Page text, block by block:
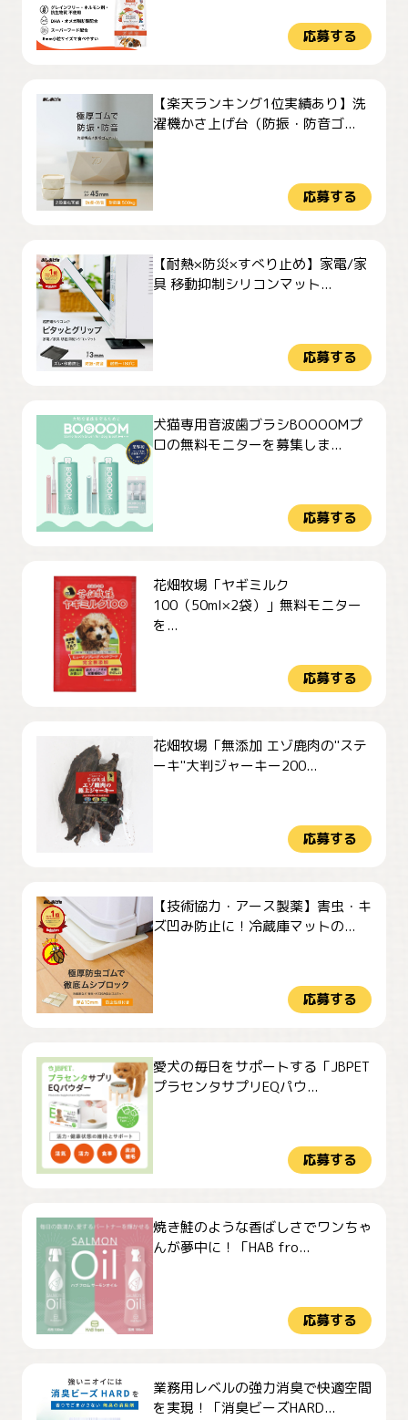
応募する
【楽天ランキング1位実績あり】洗
濯機かさ上げ台（防振・防音ゴ...
応募する
【耐熱×防災×すべり止め】家電/家
具 移動抑制シリコンマット...
応募する
犬猫専用音波歯ブラシBOOOOMプ
ロの無料モニターを募集しま...
応募する
花畑牧場「ヤギミルク
100（50ml×2袋）」無料モニター
を...
応募する
花畑牧場「無添加 エゾ鹿肉の"ステ
ーキ"大判ジャーキー200...
応募する
【技術協力・アース製薬】害虫・キ
ズ凹み防止に！冷蔵庫マットの...
応募する
愛犬の毎日をサポートする「JBPET
プラセンタサプリEQパウ...
応募する
焼き鮭のような香ばしさでワンちゃ
んが夢中に！「HAB fro...
応募する
業務用レベルの強力消臭で快適空間
を実現！「消臭ビーズHARD...